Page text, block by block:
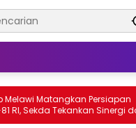
Persiapan
Tekankan Sinergi dan